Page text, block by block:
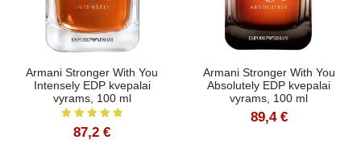
Armani Stronger With You
Intensely EDP kvepalai
vyrams, 100 ml
87,2 €
Armani Stronger With You
Absolutely EDP kvepalai
vyrams, 100 ml
89,4 €